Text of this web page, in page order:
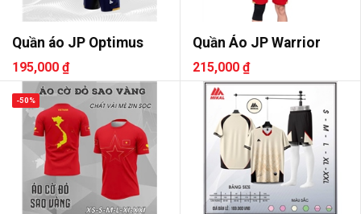
Quần áo JP Optimus
195,000 ₫
Quần Áo JP Warrior
215,000 ₫
-50%